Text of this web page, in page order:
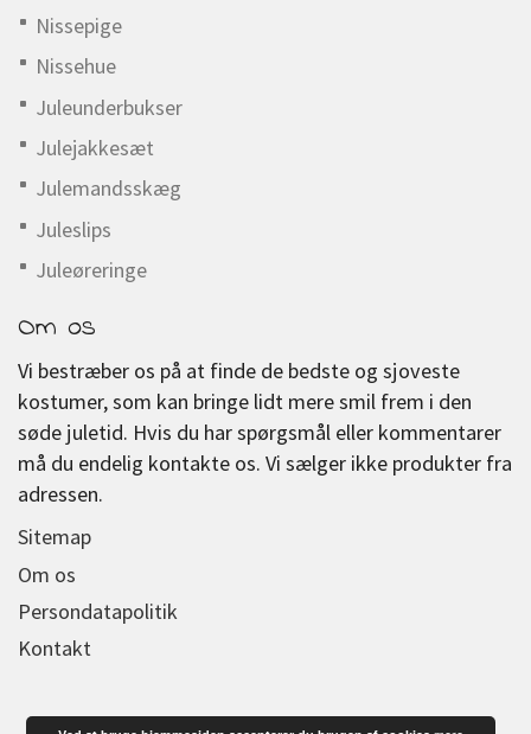
Nissepige
Nissehue
Juleunderbukser
Julejakkesæt
Julemandsskæg
Juleslips
Juleøreringe
Om os
Vi bestræber os på at finde de bedste og sjoveste
kostumer, som kan bringe lidt mere smil frem i den
søde juletid. Hvis du har spørgsmål eller kommentarer
må du endelig kontakte os. Vi sælger ikke produkter fra
adressen.
Sitemap
Om os
Persondatapolitik
Kontakt